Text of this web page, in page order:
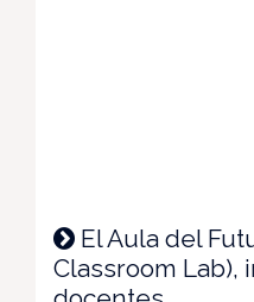
El Aula del
Classroom Lab),